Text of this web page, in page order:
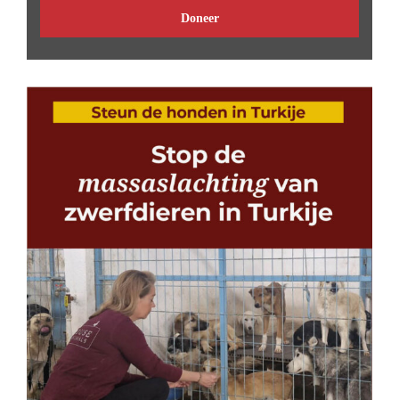
Doneer